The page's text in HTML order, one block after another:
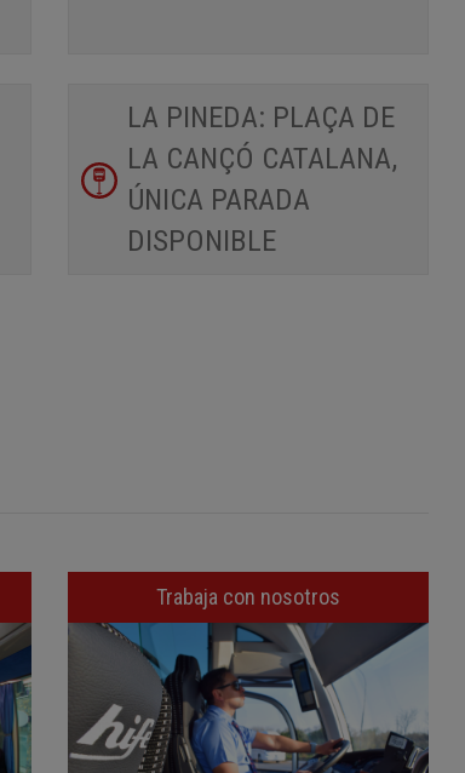
LA PINEDA: PLAÇA DE
LA CANÇÓ CATALANA,
ÚNICA PARADA
DISPONIBLE
Trabaja con nosotros